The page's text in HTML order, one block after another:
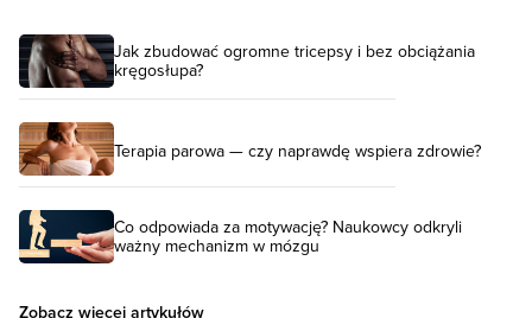
Jak zbudować ogromne tricepsy i bez obciążania
kręgosłupa?
Terapia parowa — czy naprawdę wspiera zdrowie?
Co odpowiada za motywację? Naukowcy odkryli
ważny mechanizm w mózgu
Zobacz więcej artykułów